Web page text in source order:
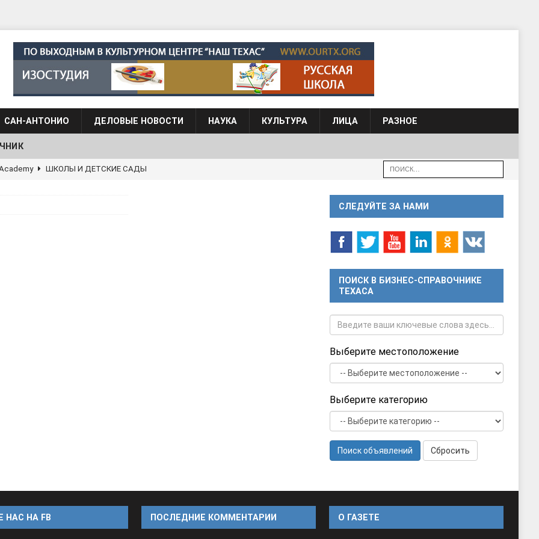
САН-АНТОНИО ДЕЛОВЫЕ НОВОСТИ НАУКА КУЛЬТУРА ЛИЦА РАЗНОЕ
ШКОЛЫ И ДЕТСКИЕ САДЫ
СЛЕДУЙТЕ ЗА НАМИ
ПОИСК В БИЗНЕС-СПРАВОЧНИКЕ
ТЕХАСА
Выберите местоположение
Выберите категорию
Поиск объявлений Сбросить
НАС НА FB ПОСЛЕДНИЕ КОММЕНТАРИИ O ГАЗЕТЕ